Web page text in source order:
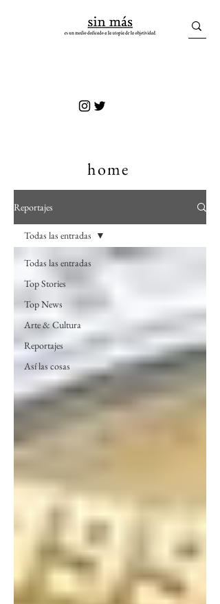
home
Reportajes
Todas las entradas
Top Stories
Top News
Arte & Cultura
Reportajes
Así las cosas
Todas las entradas